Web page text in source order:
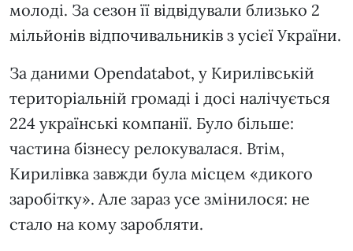
молоді. За сезон її відвідували близько 2
мільйонів відпочивальників з усієї України.
За даними Opendatabot, у Кирилівській
територіальній громаді і досі налічується
224 українські компанії. Було більше:
частина бізнесу релокувалася. Втім,
Кирилівка завжди була місцем «дикого
заробітку». Але зараз усе змінилося: не
стало на кому заробляти.